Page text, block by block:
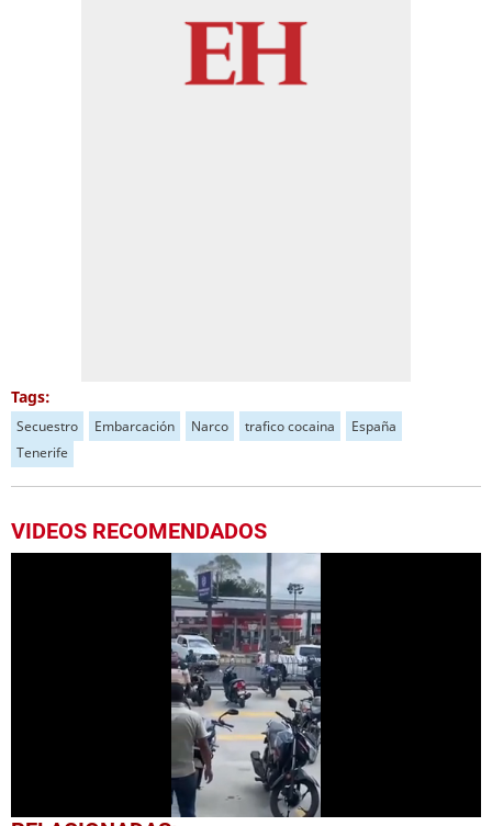
Tags:
Secuestro Embarcación Narco trafico cocaina
España
Tenerife
VIDEOS RECOMENDADOS